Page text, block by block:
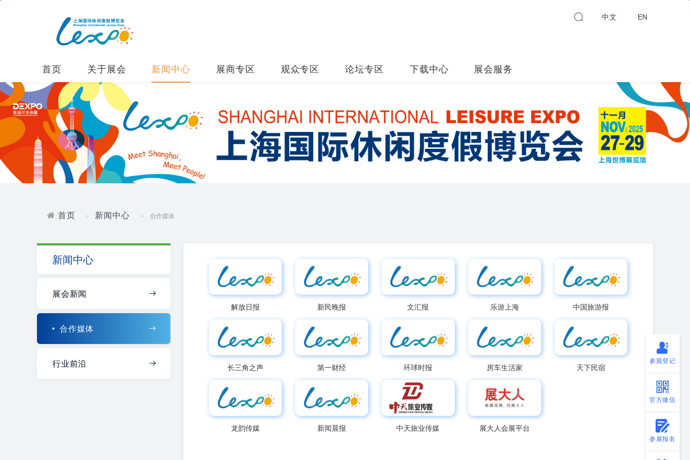
中文 EN
首页 关于展会 新闻中心 展商专区 观众专区 论坛专区 下载中心 展会服务
参观登记
官方微信
参展报名
首页 新闻中心 合作媒体
新闻中心
展会新闻
合作媒体
行业前沿
解放日报 新民晚报 文汇报 乐游上海 中国旅游报
长三角之声 第一财经 环球时报 房车生活家 天下民宿
龙韵传媒 新闻晨报 中天旅业传媒 展大人会展平台